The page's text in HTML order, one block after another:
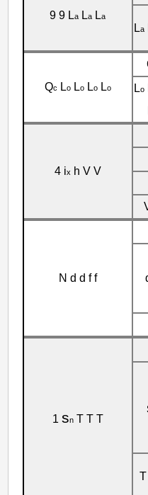
9 9 La La La
La
Qc LoLoLoLo
Lo
4 ix h V V
N d d f f
1 snT T T